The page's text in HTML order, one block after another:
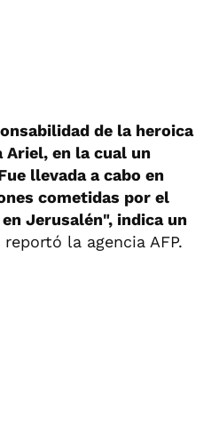
de la heroica
Ariel, en la cual un
llevada a cabo en
cometidas por el
Jerusalén", indica un
reportó la agencia AFP.